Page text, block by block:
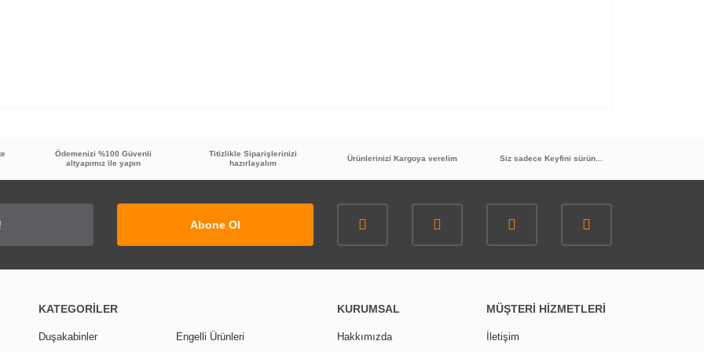
Ürünü fiyatına göre kaliteli buldum ve diğer siparişlerimi de verdim.Montajlarında da bir sıkıntı yaşamadım.
Ödemenizi %100 Güvenli
altyapımız ile yapın
Titizlikle Siparişlerinizi
hazırlayalım
Ürünlerinizi Kargoya verelim Siz sadece Keyfini sürün...
Abone Ol
KATEGORİLER
Duşakabinler Engelli Ürünleri
KURUMSAL
Hakkımızda
MÜŞTERİ HİZMETLERİ
İletişim